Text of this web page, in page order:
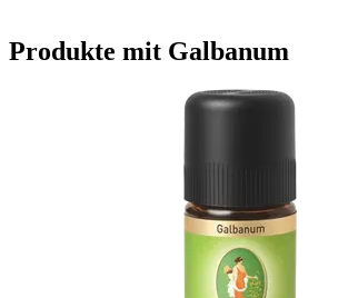
Produkte mit Galbanum